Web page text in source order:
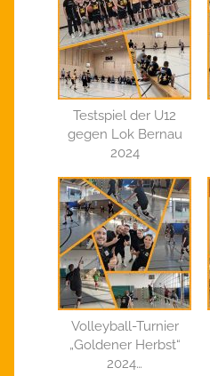
Testspiel der U12
gegen Lok Bernau
2024
Volleyball-Turnier
„Goldener Herbst“
2024…